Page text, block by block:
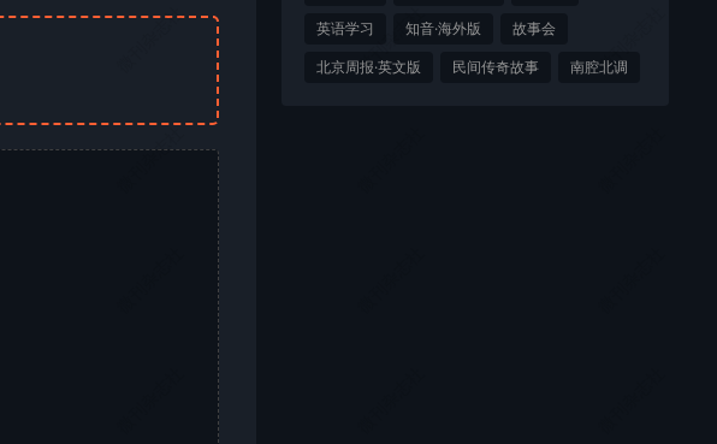
英语学习 知音·海外版 故事会
北京周报·英文版 民间传奇故事 南腔北调
微刊杂志社 微刊杂志社
微刊杂志社